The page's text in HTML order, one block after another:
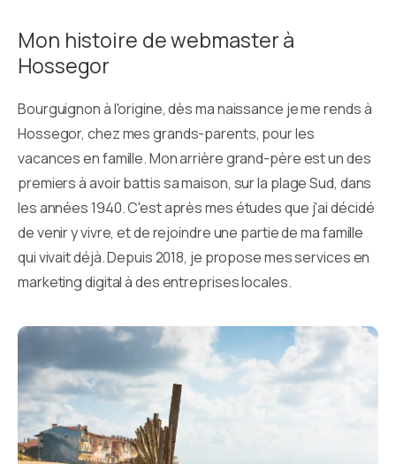
Mon histoire de webmaster à
Hossegor
Bourguignon à l'origine, dès ma naissance je me rends à
Hossegor, chez mes grands-parents, pour les
vacances en famille. Mon arrière grand-père est un des
premiers à avoir battis sa maison, sur la plage Sud, dans
les années 1940. C'est après mes études que j'ai décidé
de venir y vivre, et de rejoindre une partie de ma famille
qui vivait déjà. Depuis 2018, je propose mes services en
marketing digital à des entreprises locales.